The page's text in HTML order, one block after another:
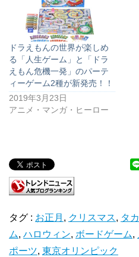
ドラえもんの世界が楽しめ
る「人生ゲーム」と「ドラ
えもん危機一発」のパーテ
ィーゲーム2種が新発売！！
2019年3月23日
アニメ・マンガ・ヒーロー
タグ : お正月 , クリスマス, タ
ム, ハロウィン, ボードゲーム,
ポーツ, 東京オリンピック